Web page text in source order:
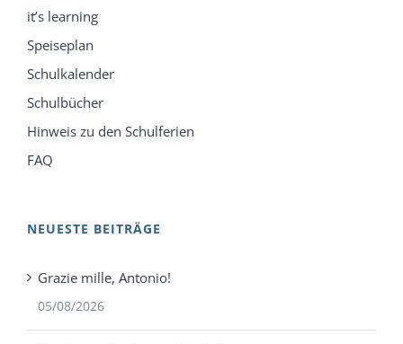
it’s learning
Speiseplan
Schulkalender
Schulbücher
Hinweis zu den Schulferien
FAQ
NEUESTE BEITRÄGE
Grazie mille, Antonio!
05/08/2026